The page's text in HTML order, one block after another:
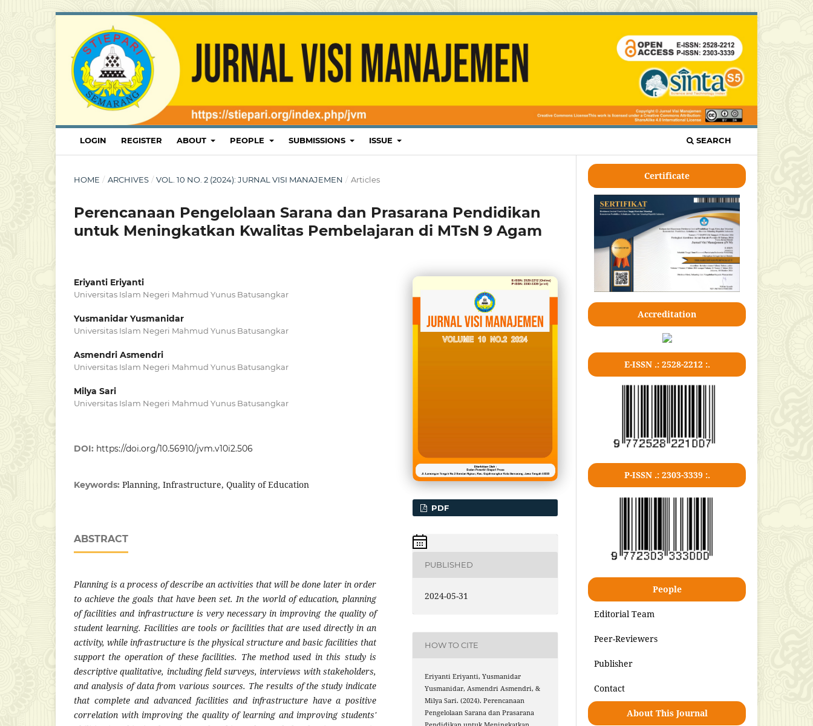
LOGIN REGISTER ABOUT PEOPLE SUBMISSIONS ISSUE SEARCH
HOME / ARCHIVES / VOL. 10 NO. 2 (2024): JURNAL VISI MANAJEMEN / Articles
Perencanaan Pengelolaan Sarana dan Prasarana Pendidikan
untuk Meningkatkan Kwalitas Pembelajaran di MTsN 9 Agam
Eriyanti Eriyanti
Universitas Islam Negeri Mahmud Yunus Batusangkar
Yusmanidar Yusmanidar
Universitas Islam Negeri Mahmud Yunus Batusangkar
Asmendri Asmendri
Universitas Islam Negeri Mahmud Yunus Batusangkar
Milya Sari
Universitas Islam Negeri Mahmud Yunus Batusangkar
DOI: https://doi.org/10.56910/jvm.v10i2.506
Keywords: Planning, Infrastructure, Quality of Education
ABSTRACT
Planning is a process of describe an activities that will be done later in order
to achieve the goals that have been set. In the world of education, planning
of facilities and infrastructure is very necessary in improving the quality of
student learning. Facilities are tools or facilities that are used directly in an
activity, while infrastructure is the physical structure and basic facilities that
support the operation of these facilities. The method used in this study is
descriptive qualitative, including field surveys, interviews with stakeholders,
and analysis of data from various sources. The results of the study indicate
that complete and advanced facilities and infrastructure have a positive
correlation with improving the quality of learning and improving students'
PDF
PUBLISHED
2024-05-31
HOW TO CITE
Eriyanti Eriyanti, Yusmanidar
Yusmanidar, Asmendri Asmendri, &
Milya Sari. (2024). Perencanaan
Pengelolaan Sarana dan Prasarana
Certificate
Accreditation
E-ISSN .: 2528-2212 :.
P-ISSN .: 2303-3339 :.
People
Editorial Team
Peer-Reviewers
Publisher
Contact
About This Journal